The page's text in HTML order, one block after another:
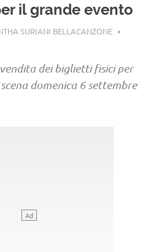
il grande evento
SURIANI BELLACANZONE
dei biglietti fisici per
domenica 6 settembre